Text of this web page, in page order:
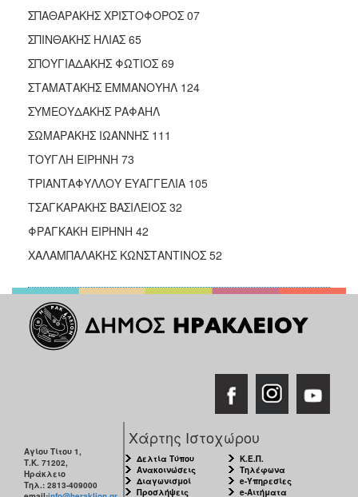
ΣΠΑΘΑΡΑΚΗΣ ΧΡΙΣΤΟΦΟΡΟΣ 07
ΣΠΙΝΘΑΚΗΣ ΗΛΙΑΣ 65
ΣΠΟΥΓΙΑΔΑΚΗΣ ΦΩΤΙΟΣ 69
ΣΤΑΜΑΤΑΚΗΣ ΕΜΜΑΝΟΥΗΛ 124
ΣΥΜΕΟΥΔΑΚΗΣ ΡΑΦΑΗΛ
ΣΩΜΑΡΑΚΗΣ ΙΩΑΝΝΗΣ 111
ΤΟΥΓΛΗ ΕΙΡΗΝΗ 73
ΤΡΙΑΝΤΑΦΥΛΛΟΥ ΕΥΑΓΓΕΛΙΑ 105
ΤΣΑΓΚΑΡΑΚΗΣ ΒΑΣΙΛΕΙΟΣ 32
ΦΡΑΓΚΑΚΗ ΕΙΡΗΝΗ 42
ΧΑΛΑΜΠΑΛΑΚΗΣ ΚΩΝΣΤΑΝΤΙΝΟΣ 52
Αγίου Τίτου 1,
Τ.Κ. 71202,
Ηράκλειο
Τηλ.: 2813-409000
Χάρτης Ιστοχώρου
Δελτία Τύπου
Ανακοινώσεις
Διαγωνισμοί
Προσλήψεις
Κ.Ε.Π.
Τηλέφωνα
e-Υπηρεσίες
e-Αιτήματα